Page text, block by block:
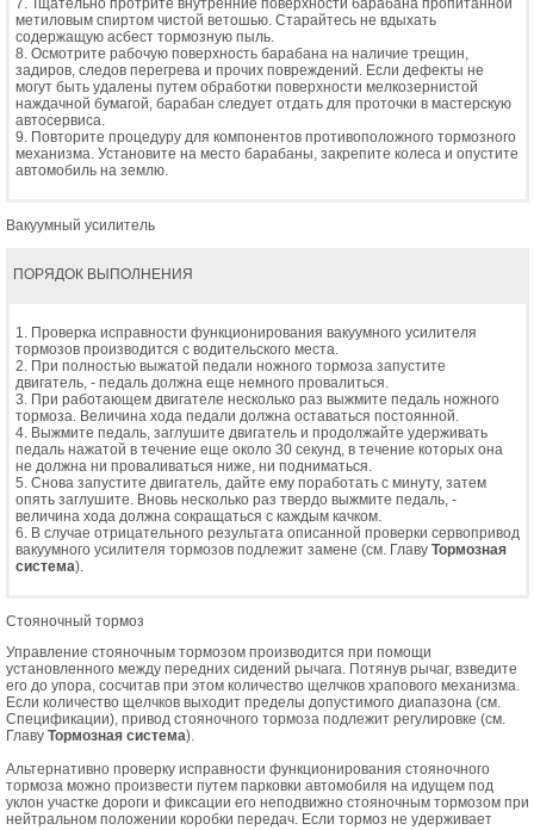
7. Тщательно протрите внутренние поверхности барабана пропитанной
метиловым спиртом чистой ветошью. Старайтесь не вдыхать
содержащую асбест тормозную пыль.
8. Осмотрите рабочую поверхность барабана на наличие трещин,
задиров, следов перегрева и прочих повреждений. Если дефекты не
могут быть удалены путем обработки поверхности мелкозернистой
наждачной бумагой, барабан следует отдать для проточки в мастерскую
автосервиса.
9. Повторите процедуру для компонентов противоположного тормозного
механизма. Установите на место барабаны, закрепите колеса и опустите
автомобиль на землю.
Вакуумный усилитель
ПОРЯДОК ВЫПОЛНЕНИЯ
1. Проверка исправности функционирования вакуумного усилителя
тормозов производится с водительского места.
2. При полностью выжатой педали ножного тормоза запустите
двигатель, - педаль должна еще немного провалиться.
3. При работающем двигателе несколько раз выжмите педаль ножного
тормоза. Величина хода педали должна оставаться постоянной.
4. Выжмите педаль, заглушите двигатель и продолжайте удерживать
педаль нажатой в течение еще около 30 секунд, в течение которых она
не должна ни проваливаться ниже, ни подниматься.
5. Снова запустите двигатель, дайте ему поработать с минуту, затем
опять заглушите. Вновь несколько раз твердо выжмите педаль, -
величина хода должна сокращаться с каждым качком.
6. В случае отрицательного результата описанной проверки сервопривод
вакуумного усилителя тормозов подлежит замене (см. Главу Тормозная
система).
Стояночный тормоз
Управление стояночным тормозом производится при помощи
установленного между передних сидений рычага. Потянув рычаг, взведите
его до упора, сосчитав при этом количество щелчков храпового механизма.
Если количество щелчков выходит пределы допустимого диапазона (см.
Спецификации), привод стояночного тормоза подлежит регулировке (см.
Главу Тормозная система).
Альтернативно проверку исправности функционирования стояночного
тормоза можно произвести путем парковки автомобиля на идущем под
уклон участке дороги и фиксации его неподвижно стояночным тормозом при
нейтральном положении коробки передач. Если тормоз не удерживает